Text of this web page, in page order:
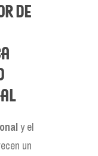
de
y el
un